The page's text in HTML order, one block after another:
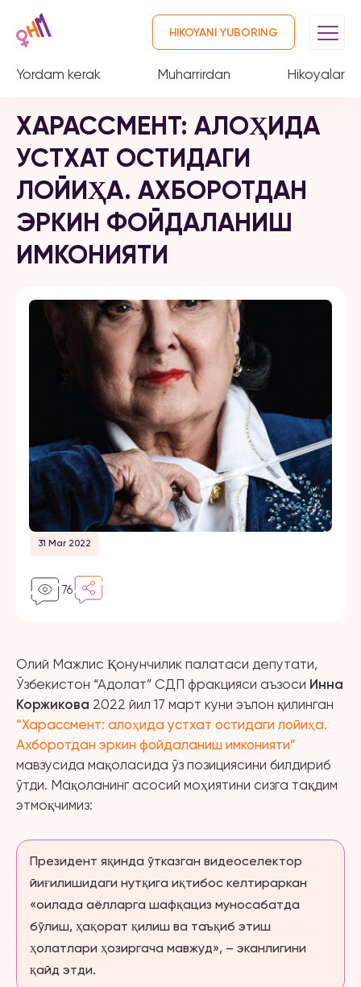
Yordam kerak Muharrirdan Hikoyalar
HIKOYANI YUBORING
ХАРАССМЕНТ: АЛОҲИДА
УСТХАТ ОСТИДАГИ
ЛОЙИҲА. АХБОРОТДАН
ЭРКИН ФОЙДАЛАНИШ
ИМКОНИЯТИ
31 Mar 2022
76
Олий Мажлис Қонунчилик палатаси депутати,
Ўзбекистон “Адолат” СДП фракцияси аъзоси Инна
Коржикова 2022 йил 17 март куни эълон қилинган
“Харассмент: алоҳида устхат остидаги лойиҳа.
Ахборотдан эркин фойдаланиш имконияти”
мавзусида мақоласида ўз позициясини билдириб
ўтди. Мақоланинг асосий моҳиятини сизга тақдим
этмоқчимиз:
Президент яқинда ўтказган видеоселектор
йиғилишидаги нутқига иқтибос келтираркан
«оилада аёлларга шафқациз муносабатда
бўлиш, ҳақорат қилиш ва таъқиб этиш
ҳолатлари ҳозиргача мавжуд», – эканлигини
қайд этди.